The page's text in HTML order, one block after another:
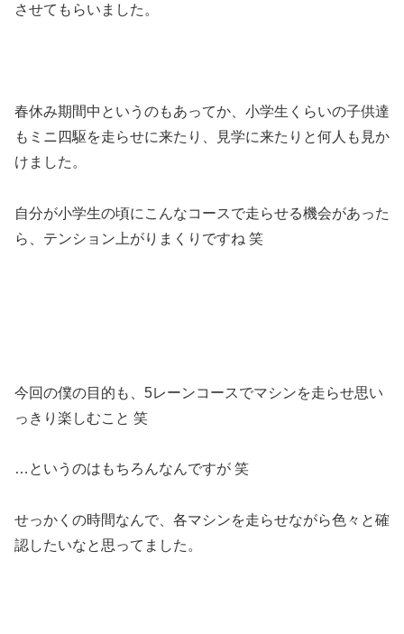
させてもらいました。
春休み期間中というのもあってか、小学生くらいの子供達
もミニ四駆を走らせに来たり、見学に来たりと何人も見か
けました。
自分が小学生の頃にこんなコースで走らせる機会があった
ら、テンション上がりまくりですね 笑
今回の僕の目的も、5レーンコースでマシンを走らせ思い
っきり楽しむこと 笑
…というのはもちろんなんですが 笑
せっかくの時間なんで、各マシンを走らせながら色々と確
認したいなと思ってました。